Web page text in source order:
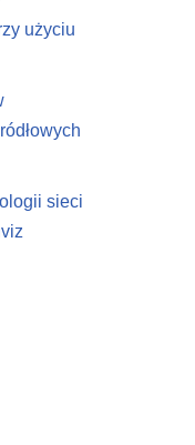
użyciu
sieci